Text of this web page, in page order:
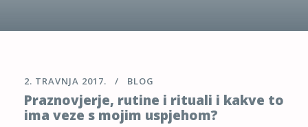
2. TRAVNJA 2017. BLOG
Praznovjerje, rutine i rituali i kakve to
ima veze s mojim uspjehom?